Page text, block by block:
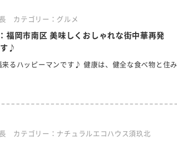
カテゴリー：グルメ
福岡市南区 美味しくおしゃれな街中華再発
♪
るハッピーマンです♪ 健康は、健全な食べ物と住み
カテゴリー：ナチュラルエコハウス須玖北